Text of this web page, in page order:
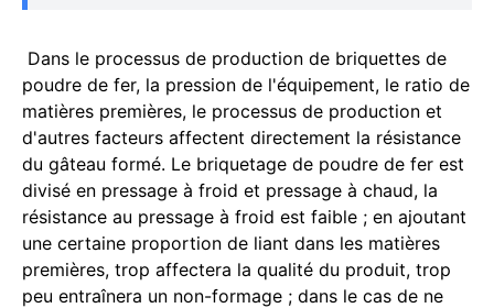
Dans le processus de production de briquettes de
poudre de fer, la pression de l'équipement, le ratio de
matières premières, le processus de production et
d'autres facteurs affectent directement la résistance
du gâteau formé. Le briquetage de poudre de fer est
divisé en pressage à froid et pressage à chaud, la
résistance au pressage à froid est faible ; en ajoutant
une certaine proportion de liant dans les matières
premières, trop affectera la qualité du produit, trop
peu entraînera un non-formage ; dans le cas de ne